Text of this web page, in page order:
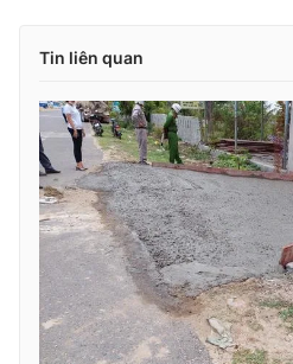
Tin liên quan